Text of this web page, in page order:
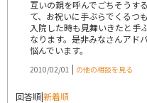
互いの親を呼んでごちそうす
て、お祝いに手ぶらでくるつ
入院した時も見舞いきたと手
なります。是非みなさんアド
悩んでいます。
2010/02/01 | の他の相談を見る
回答順|新着順